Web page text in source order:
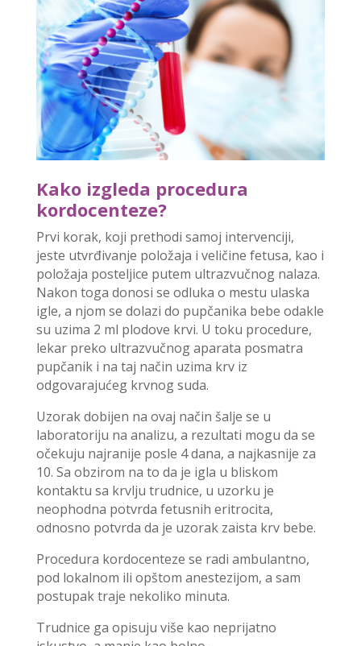
Kako izgleda procedura
kordocenteze?
Prvi korak, koji prethodi samoj intervenciji,
jeste utvrđivanje položaja i veličine fetusa, kao i
položaja posteljice putem ultrazvučnog nalaza.
Nakon toga donosi se odluka o mestu ulaska
igle, a njom se dolazi do pupčanika bebe odakle
su uzima 2 ml plodove krvi. U toku procedure,
lekar preko ultrazvučnog aparata posmatra
pupčanik i na taj način uzima krv iz
odgovarajućeg krvnog suda.
Uzorak dobijen na ovaj način šalje se u
laboratoriju na analizu, a rezultati mogu da se
očekuju najranije posle 4 dana, a najkasnije za
10. Sa obzirom na to da je igla u bliskom
kontaktu sa krvlju trudnice, u uzorku je
neophodna potvrda fetusnih eritrocita,
odnosno potvrda da je uzorak zaista krv bebe.
Procedura kordocenteze se radi ambulantno,
pod lokalnom ili opštom anestezijom, a sam
postupak traje nekoliko minuta.
Trudnice ga opisuju više kao neprijatno